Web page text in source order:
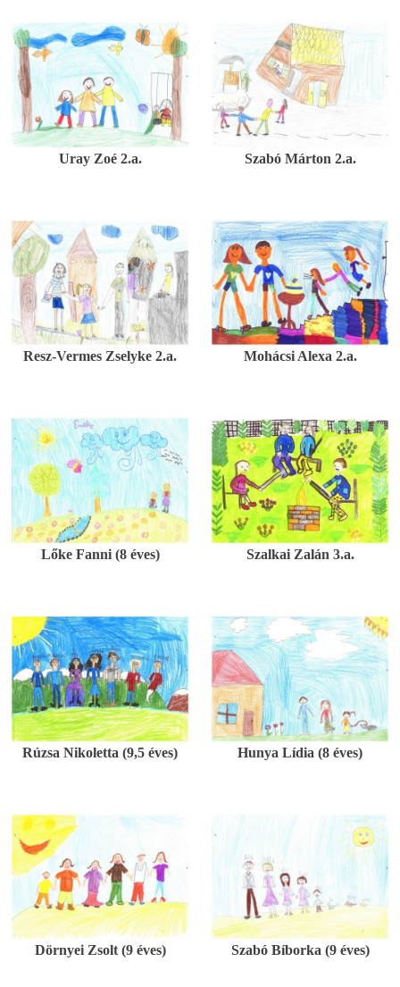
Uray Zoé 2.a. Szabó Márton 2.a.
Resz-Vermes Zselyke 2.a. Mohácsi Alexa 2.a.
Lőke Fanni (8 éves) Szalkai Zalán 3.a.
Rúzsa Nikoletta (9,5 éves) Hunya Lídia (8 éves)
Dörnyei Zsolt (9 éves) Szabó Bíborka (9 éves)